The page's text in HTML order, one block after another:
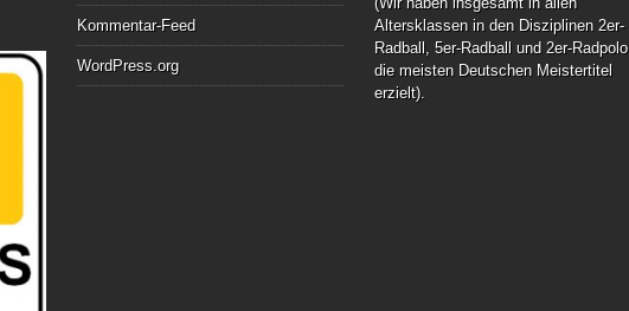
Kommentar-Feed
WordPress.org
Altersklassen in den Disziplinen 2er-
Radball, 5er-Radball und 2er-Radpolo
die meisten Deutschen Meistertitel
erzielt).